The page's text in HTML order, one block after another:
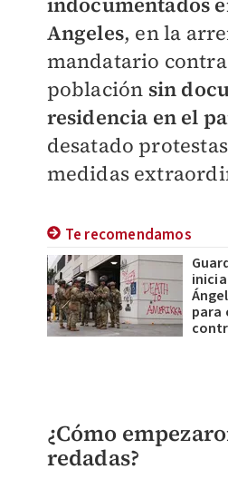
Angeles, en la
mandatario
población sin
residencia en el
desatado
medidas
Te recomendamos
para
¿Cómo
redadas?